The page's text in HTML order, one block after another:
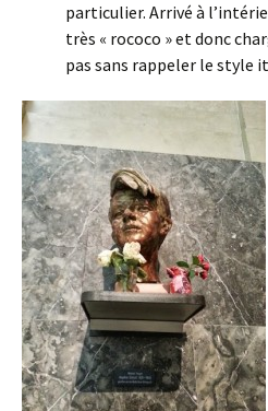
particulier. Arrivé à
très « rococo » et donc
pas sans rappeler le style